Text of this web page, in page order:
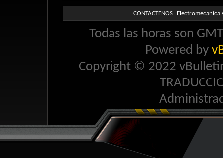
CONTACTENOS Electromecanica
Todas las horas son
Powered by
Copyright © 2022